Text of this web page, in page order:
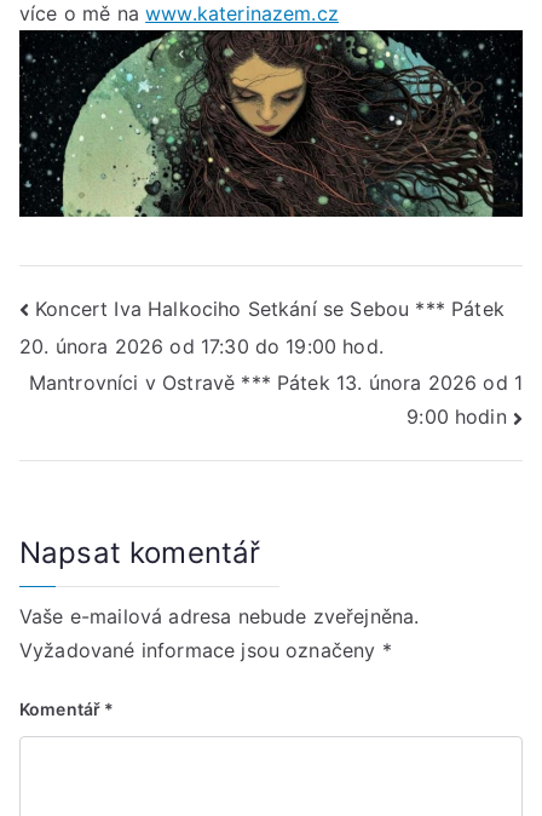
více o mě nawww.katerinazem.cz
Navigace
pro
Koncert Iva Halkociho Setkání se Sebou *** Pátek
20. února 2026 od 17:30 do 19:00 hod.
Mantrovníci v Ostravě *** Pátek 13. února 2026 od 1
9:00 hodin
Napsat komentář
Vaše e-mailová adresa nebude zveřejněna.
Vyžadované informace jsou označeny *
Komentář *